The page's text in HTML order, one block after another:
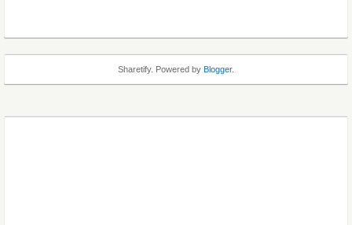
Sharetify. Powered by Blogger.